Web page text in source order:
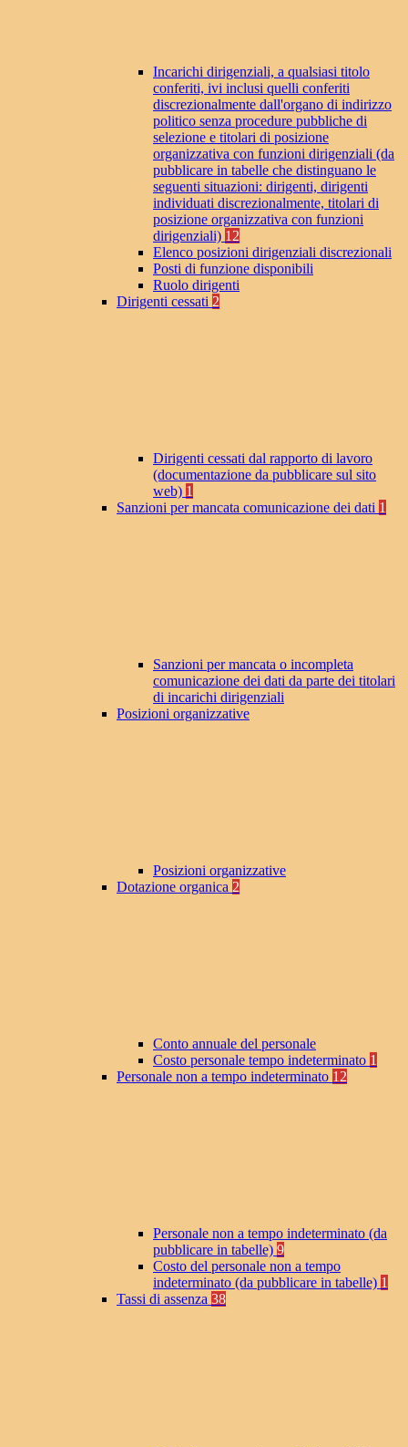
Incarichi dirigenziali, a qualsiasi titolo
conferiti, ivi inclusi quelli conferiti
discrezionalmente dall'organo di indirizzo
politico senza procedure pubbliche di
selezione e titolari di posizione
organizzativa con funzioni dirigenziali (da
pubblicare in tabelle che distinguano le
seguenti situazioni: dirigenti, dirigenti
individuati discrezionalmente, titolari di
posizione organizzativa con funzioni
dirigenziali) 12
Elenco posizioni dirigenziali discrezionali
Posti di funzione disponibili
Ruolo dirigenti
Dirigenti cessati 2
Dirigenti cessati dal rapporto di lavoro
(documentazione da pubblicare sul sito
web) 1
Sanzioni per mancata comunicazione dei dati 1
Sanzioni per mancata o incompleta
comunicazione dei dati da parte dei titolari
di incarichi dirigenziali
Posizioni organizzative
Posizioni organizzative
Dotazione organica 2
Conto annuale del personale
Costo personale tempo indeterminato 1
Personale non a tempo indeterminato 12
Personale non a tempo indeterminato (da
pubblicare in tabelle) 9
Costo del personale non a tempo
indeterminato (da pubblicare in tabelle) 1
Tassi di assenza 38